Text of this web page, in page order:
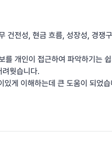
건전성, 현금 흐름, 성장성, 경쟁
개인이 접근하여 파악하기는
웟습니다.
게 이해하는데 큰 도움이 되었습